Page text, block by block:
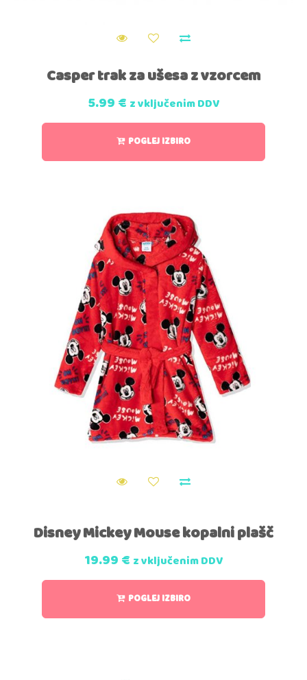
Casper trak za ušesa z vzorcem
5.99€ z vključenim DDV
POGLEJ IZBIRO
Disney Mickey Mouse kopalni plašč
19.99€ z vključenim DDV
POGLEJ IZBIRO